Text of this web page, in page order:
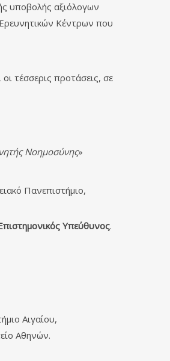
υποβολής αξιόλογων
Κέντρων που
τέσσερις προτάσεις, σε
Νοημοσύνης»
Πανεπιστήμιο,
Υπεύθυνος.
Αιγαίου,
Αθηνών.